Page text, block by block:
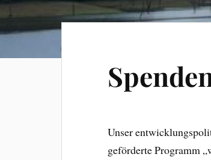
Unser
geförderte Programm